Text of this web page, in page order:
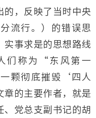
的，反映了当时中央
流行。）的错误思
实事求是的思想路线
们称为“东风第一
颗彻底摧毁‘四人
的主要作者，就是
、党总支副书记的胡